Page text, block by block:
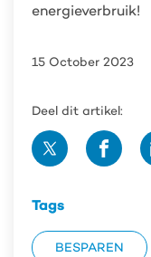
energieverbruik!
15 October 2023
Deel dit artikel:
Deel
op
Deel
op
Tags
BESPAREN